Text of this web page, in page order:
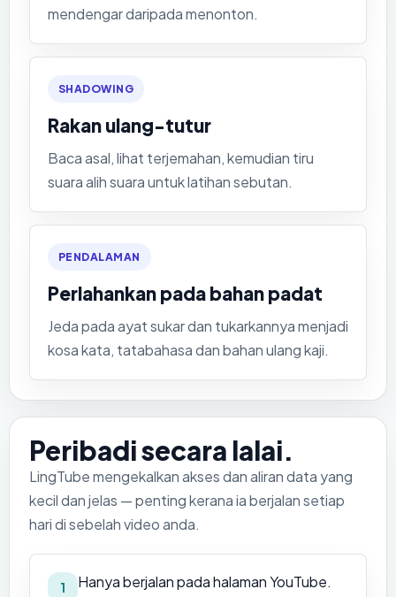
mendengar daripada menonton.
SHADOWING
Rakan ulang-tutur
Baca asal, lihat terjemahan, kemudian tiru
suara alih suara untuk latihan sebutan.
PENDALAMAN
Perlahankan pada bahan padat
Jeda pada ayat sukar dan tukarkannya menjadi
kosa kata, tatabahasa dan bahan ulang kaji.
Peribadi secara lalai.
LingTube mengekalkan akses dan aliran data yang
kecil dan jelas — penting kerana ia berjalan setiap
hari di sebelah video anda.
1 Hanya berjalan pada halaman YouTube.